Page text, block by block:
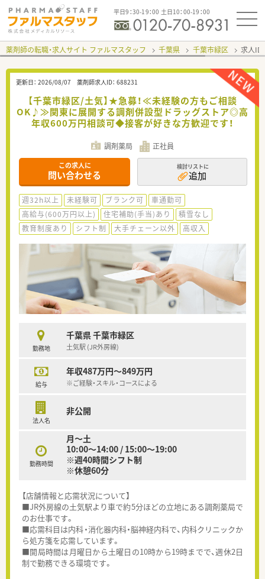
平日9：30-19：00 土日10：00-19：00
薬剤師の転職・求人サイト ファルマスタッフ 千葉県 千葉市緑区 求人ID
更新日： 2026/08/07 薬剤師求人ID： 688231
【千葉市緑区/土気】★急募！≪未経験の方もご相談
OK♪≫関東に展開する調剤併設型ドラッグストア◎高
年収600万円相談可◆接客が好きな方歓迎です！
調剤薬局 正社員
この求人に
問い合わせる
検討リストに
追加
週32h以上 未経験可 ブランク可
車通勤可
高給与(600万円以上)
住宅補助(手当)あり
積雪なし
教育制度あり
シフト制 大手チェーン以外 高収入
勤務地
千葉県 千葉市緑区
土気駅 (JR外房線)
給与
年収487万円～849万円
※ご経験・スキル・コースによる
法人名
非公開
勤務時間
月～土
10:00～14:00 / 15:00～19:00
※週40時間シフト制
※休憩60分
【店舗情報と応需状況について】
■JR外房線の土気駅より車で約5分ほどの立地にある調剤薬局で
のお仕事です。
■応需科目は内科・消化器内科・脳神経内科で、内科クリニックか
ら処方箋を応需しています。
■開局時間は月曜日から土曜日の10時から19時までで、週休2日
制で勤務できる環境です。